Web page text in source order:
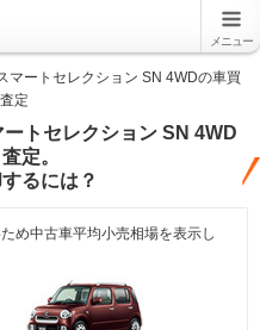
メニュー
マートセレクション SN 4WDの車買
定
トセレクション SN 4WD
定。
るには？
め中古車平均小売相場を表示し